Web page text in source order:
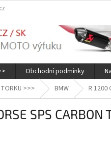
Obchodní podmínky
>>> BMW R 1200
SPS